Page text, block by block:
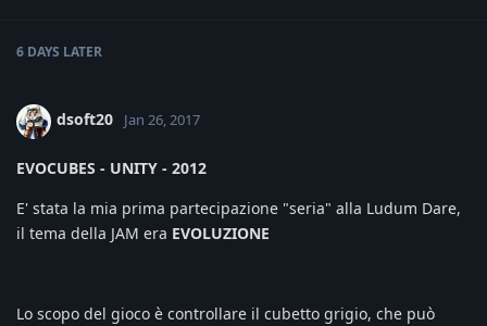
6 DAYS LATER
dsoft20 Jan 26, 2017
EVOCUBES - UNITY - 2012
E' stata la mia prima partecipazione "seria" alla Ludum Dare,
il tema della JAM era EVOLUZIONE
Lo scopo del gioco è controllare il cubetto grigio, che può